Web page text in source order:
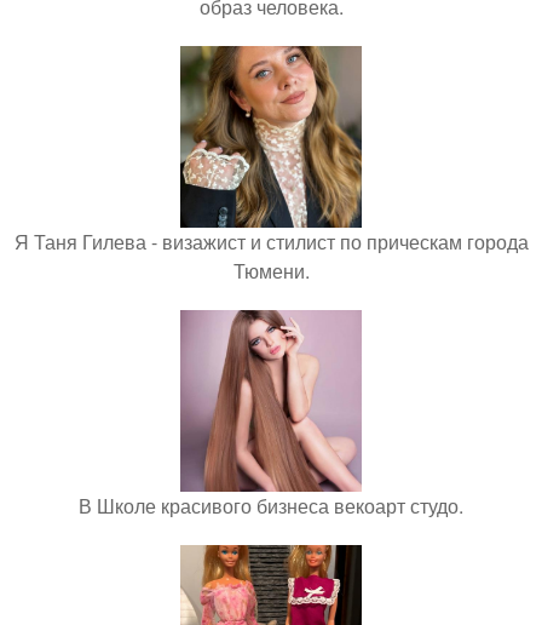
образ человека.
Я Таня Гилева - визажист и стилист по прическам города
Тюмени.
В Школе красивого бизнеса векоарт студо.